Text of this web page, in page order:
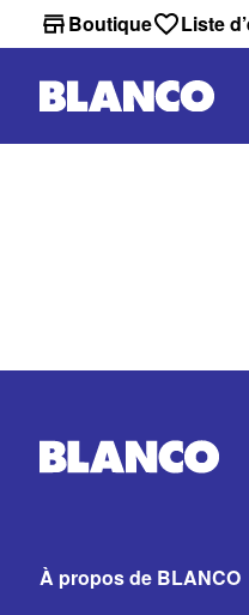
Boutique Liste
À propos de BLANCO